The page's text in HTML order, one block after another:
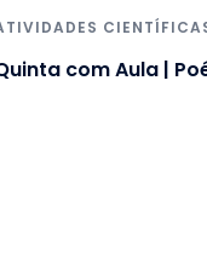
com Aula |